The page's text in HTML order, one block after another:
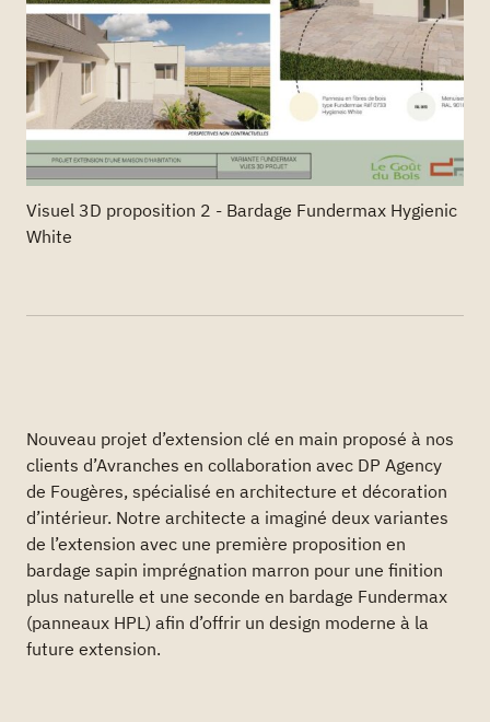
Visuel 3D proposition 2 - Bardage Fundermax Hygienic
White
Nouveau projet d’extension clé en main proposé à nos
clients d’Avranches en collaboration avec DP Agency
de Fougères, spécialisé en architecture et décoration
d’intérieur. Notre architecte a imaginé deux variantes
de l’extension avec une première proposition en
bardage sapin imprégnation marron pour une finition
plus naturelle et une seconde en bardage Fundermax
(panneaux HPL) afin d’offrir un design moderne à la
future extension.